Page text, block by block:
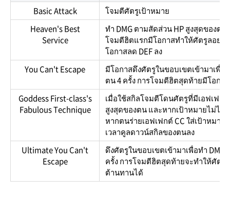
Basic Attack
โจมตีศัตรูเป้าหมาย
Heaven's Best
Service
ทำ DMG ตามสัดส่วน HP สูงสุดของต
โจมตีฮิตแรกมีโอกาสทำให้ศัตรูลอย
โอกาสลด DEF ลง
You Can't Escape
มีโอกาสดึงศัตรูในขอบเขตเข้ามาเพื่อ
ตน 4 ครั้ง การโจมตีฮิตสุดท้ายมีโอกา
Goddess First-class's
Fabulous Technique
เมื่อใช้สกิลโจมตีโดนศัตรูที่มีเอฟเฟกต์
สูงสุดของตน และหากเป้าหมายไม่ได้
หากตนร่ายเอฟเฟกต์ CC ใส่เป้าหมา
เวลาคูลดาวน์สกิลของตนลง
Ultimate You Can't
Escape
ดึงศัตรูในขอบเขตเข้ามาเพื่อทำ
ครั้ง การโจมตีฮิตสุดท้ายจะทำให้ศัตรู
ต้านทานได้